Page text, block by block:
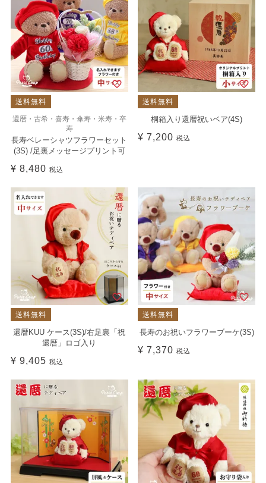
送料無料
還暦・古希・喜寿・傘寿・米寿・卒
寿
長寿ベレーシャツフラワーセット
(3S) /足裏メッセージプリント可
¥ 8,480 税込
送料無料
桐箱入り還暦祝いベア(4S)
¥ 7,200 税込
送料無料
還暦KUU ケース(3S)/右足裏「祝
還暦」ロゴ入り
¥ 9,405 税込
送料無料
長寿のお祝いフラワーブーケ(3S)
¥ 7,370 税込